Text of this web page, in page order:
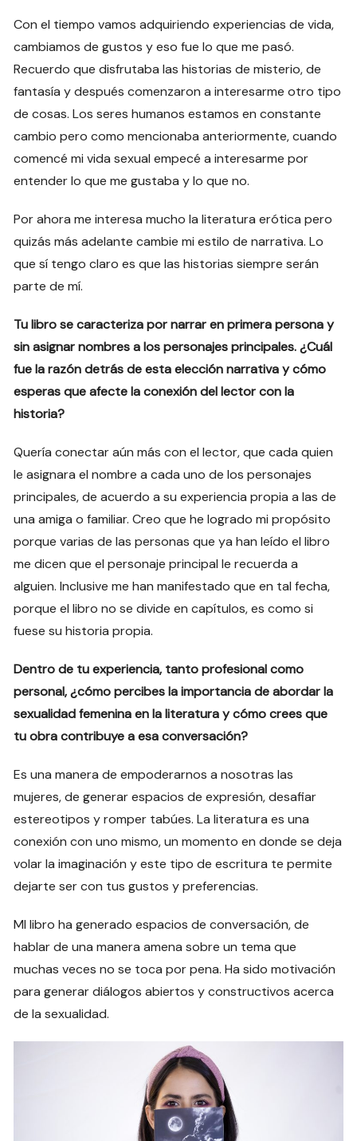
Con el tiempo vamos adquiriendo experiencias de vida,
cambiamos de gustos y eso fue lo que me pasó.
Recuerdo que disfrutaba las historias de misterio, de
fantasía y después comenzaron a interesarme otro tipo
de cosas. Los seres humanos estamos en constante
cambio pero como mencionaba anteriormente, cuando
comencé mi vida sexual empecé a interesarme por
entender lo que me gustaba y lo que no.
Por ahora me interesa mucho la literatura erótica pero
quizás más adelante cambie mi estilo de narrativa. Lo
que sí tengo claro es que las historias siempre serán
parte de mí.
Tu libro se caracteriza por narrar en primera persona y
sin asignar nombres a los personajes principales. ¿Cuál
fue la razón detrás de esta elección narrativa y cómo
esperas que afecte la conexión del lector con la
historia?
Quería conectar aún más con el lector, que cada quien
le asignara el nombre a cada uno de los personajes
principales, de acuerdo a su experiencia propia a las de
una amiga o familiar. Creo que he logrado mi propósito
porque varias de las personas que ya han leído el libro
me dicen que el personaje principal le recuerda a
alguien. Inclusive me han manifestado que en tal fecha,
porque el libro no se divide en capítulos, es como si
fuese su historia propia.
Dentro de tu experiencia, tanto profesional como
personal, ¿cómo percibes la importancia de abordar la
sexualidad femenina en la literatura y cómo crees que
tu obra contribuye a esa conversación?
Es una manera de empoderarnos a nosotras las
mujeres, de generar espacios de expresión, desafiar
estereotipos y romper tabúes. La literatura es una
conexión con uno mismo, un momento en donde se deja
volar la imaginación y este tipo de escritura te permite
dejarte ser con tus gustos y preferencias.
MI libro ha generado espacios de conversación, de
hablar de una manera amena sobre un tema que
muchas veces no se toca por pena. Ha sido motivación
para generar diálogos abiertos y constructivos acerca
de la sexualidad.